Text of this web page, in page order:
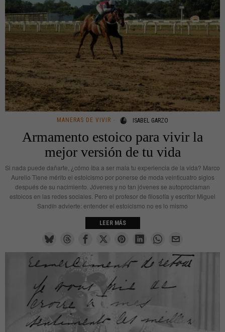
MANERAS DE VIVIR ISABEL GARZO
Armamento estoico para vivir la
mejor versión de tu vida
Si nada puede dañarte, ¿cómo iba a ser mala tu experiencia de la vida? Marco
Aurelio Tiene mérito el estoicismo por ponerse de moda veinticuatro siglos
después de su nacimiento. Jóvenes y no tan jóvenes se autoproclaman
estoicos en las redes sociales. Pero el profesor de filosofía y escritor Miguel
Sandín advierte: entender el estoicismo no es lo mismo
LEER MÁS